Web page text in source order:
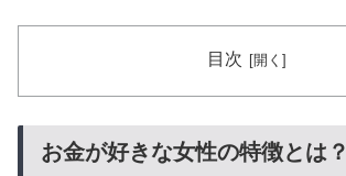
目次
お金が好きな女性の特徴とは？